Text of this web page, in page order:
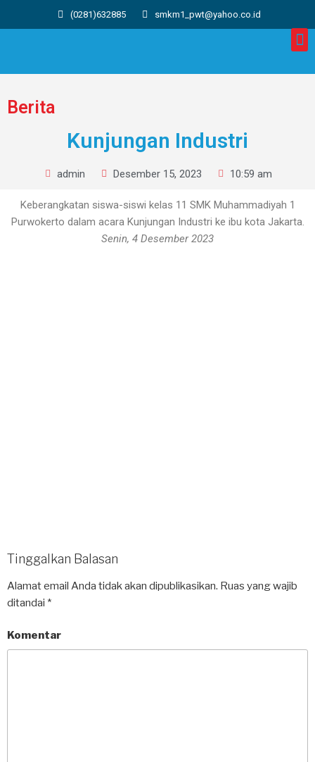
(0281)632885 smkm1_pwt@yahoo.co.id
Berita
Kunjungan Industri
admin Desember 15, 2023 10:59 am
Keberangkatan siswa-siswi kelas 11 SMK Muhammadiyah 1
Purwokerto dalam acara Kunjungan Industri ke ibu kota Jakarta.
Senin, 4 Desember 2023
Tinggalkan Balasan
Alamat email Anda tidak akan dipublikasikan. Ruas yang wajib
ditandai *
Komentar